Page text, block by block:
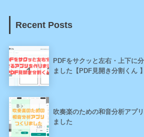
Recent Posts
PDFをサクッと左右・上下に
ました【PDF見開き分割くん 】
吹奏楽のための和音分析アプ
ました